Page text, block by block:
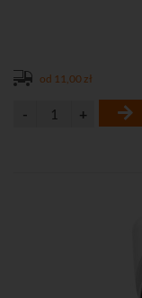
• Wbudowany
• Szczelna (klasa IP67)
od 11,00 zł